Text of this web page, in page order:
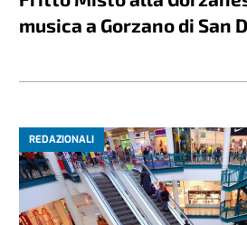
musica a Gorzano di San
REDAZIONALI